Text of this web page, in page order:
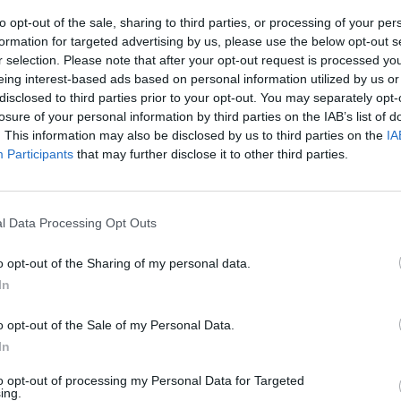
opt-out of the sale, sharing to third parties, or processing of your
for targeted advertising by us, please use the below opt-out
selection. Please note that after your opt-out request is processed
interest-based ads based on personal information utilized by us
to third parties prior to your opt-out. You may separately
of your personal information by third parties on the IAB’s list of
This information may also be disclosed by us to third parties on the
Participants that may further disclose it to other third parties.
Data Processing Opt Outs
opt-out of the Sharing of my personal data.
opt-out of the Sale of my Personal Data.
opt-out of processing my Personal Data for Targeted
Δεν είναι μόνο το Καφέ της Χαράς:Οι
σειρές του ANT1 που επιστρέφουν μετά
από δεκαετίες